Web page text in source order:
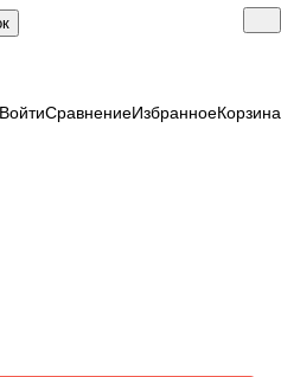
ВойтиСравнениеИзбранноеКорзина